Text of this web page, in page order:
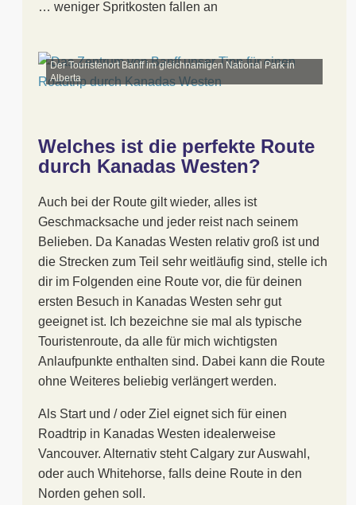
… weniger Spritkosten fallen an
Der Touristenort Banff im gleichnamigen National Park in
Alberta
Welches ist die perfekte Route
durch Kanadas Westen?
Auch bei der Route gilt wieder, alles ist
Geschmacksache und jeder reist nach seinem
Belieben. Da Kanadas Westen relativ groß ist und
die Strecken zum Teil sehr weitläufig sind, stelle ich
dir im Folgenden eine Route vor, die für deinen
ersten Besuch in Kanadas Westen sehr gut
geeignet ist. Ich bezeichne sie mal als typische
Touristenroute, da alle für mich wichtigsten
Anlaufpunkte enthalten sind. Dabei kann die Route
ohne Weiteres beliebig verlängert werden.
Als Start und / oder Ziel eignet sich für einen
Roadtrip in Kanadas Westen idealerweise
Vancouver. Alternativ steht Calgary zur Auswahl,
oder auch Whitehorse, falls deine Route in den
Norden gehen soll.